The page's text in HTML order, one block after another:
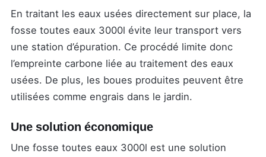
En traitant les eaux usées directement sur place, la
fosse toutes eaux 3000l évite leur transport vers
une station d’épuration. Ce procédé limite donc
l’empreinte carbone liée au traitement des eaux
usées. De plus, les boues produites peuvent être
utilisées comme engrais dans le jardin.
Une solution économique
Une fosse toutes eaux 3000l est une solution